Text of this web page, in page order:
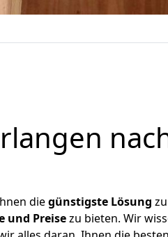
diegünstigste Lösung
und Preisezu bieten. Wir